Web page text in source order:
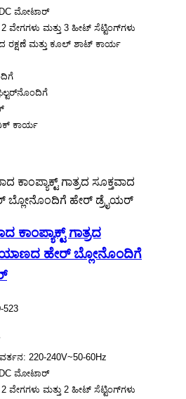
ಮೋಟಾರ್
ವೇಗಗಳು ಮತ್ತು 3 ಹೀಟ್ ಸೆಟ್ಟಿಂಗ್‌ಗಳು
ಮತ್ತು ಕೂಲ್ ಶಾಟ್ ಕಾರ್ಯ
ಕಾರ್ಯ
ಗಾತ್ರದ
ಹೇರ್ ಬ್ಲೋನೊಂದಿಗೆ
523
220-240V~50-60Hz
ಮೋಟಾರ್
ವೇಗಗಳು ಮತ್ತು 2 ಹೀಟ್ ಸೆಟ್ಟಿಂಗ್‌ಗಳು